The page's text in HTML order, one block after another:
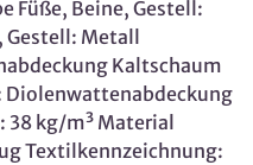
Füße, Beine, Gestell:
Gestell: Metall
Kaltschaum
Diolenwattenabdeckung
38 kg/m³ Material
Textilkennzeichnung: